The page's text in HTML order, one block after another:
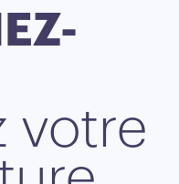
votre